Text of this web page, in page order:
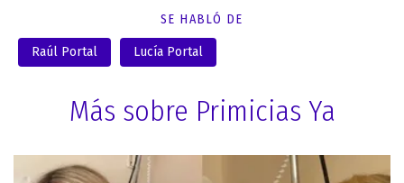
SE HABLÓ DE
Raúl Portal Lucía Portal
Más sobre Primicias Ya